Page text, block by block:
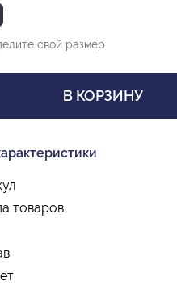
свой размер
В КОРЗИНУ
товаров